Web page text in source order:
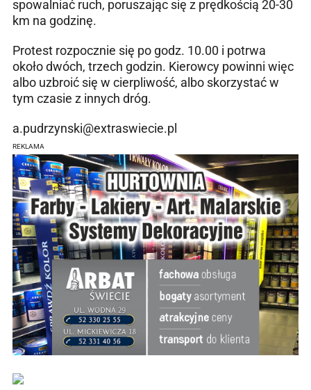
spowalniać ruch, poruszając się z prędkością 20-30
km na godzinę.
Protest rozpocznie się po godz. 10.00 i potrwa
około dwóch, trzech godzin. Kierowcy powinni więc
albo uzbroić się w cierpliwość, albo skorzystać w
tym czasie z innych dróg.
a.pudrzynski@extraswiecie.pl
REKLAMA